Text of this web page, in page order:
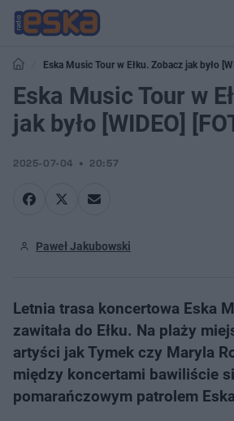
Eska Music Tour w Ełku. Zobacz jak było
Eska Music Tour w
jak było [WIDEO]
2025-07-04 20:57
Paweł Jakubowski
Letnia trasa koncertowa Eska
zawitała do Ełku. Na plaży
artyści jak Tymek czy Maryla
między koncertami bawiliście
pomarańczowym patrolem